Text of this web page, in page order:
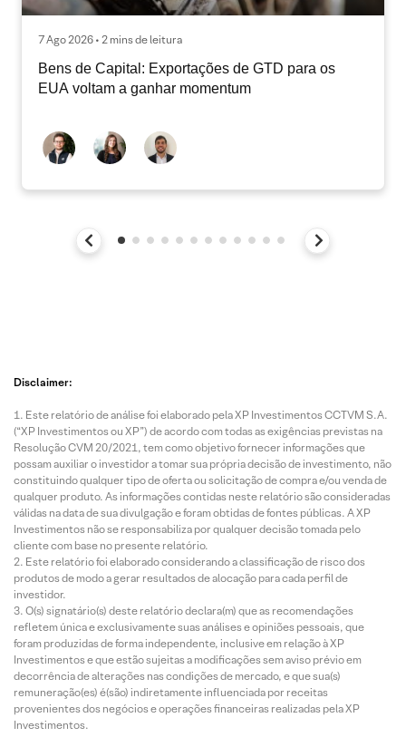
7 Ago 2026 • 2 mins de leitura
Bens de Capital: Exportações de GTD para os
EUA voltam a ganhar momentum
Disclaimer:
Este relatório de análise foi elaborado pela XP Investimentos CCTVM S.A.
(“XP Investimentos ou XP”) de acordo com todas as exigências previstas na
Resolução CVM 20/2021, tem como objetivo fornecer informações que
possam auxiliar o investidor a tomar sua própria decisão de investimento, não
constituindo qualquer tipo de oferta ou solicitação de compra e/ou venda de
qualquer produto. As informações contidas neste relatório são consideradas
válidas na data de sua divulgação e foram obtidas de fontes públicas. A XP
Investimentos não se responsabiliza por qualquer decisão tomada pelo
cliente com base no presente relatório.
Este relatório foi elaborado considerando a classificação de risco dos
produtos de modo a gerar resultados de alocação para cada perfil de
investidor.
O(s) signatário(s) deste relatório declara(m) que as recomendações
refletem única e exclusivamente suas análises e opiniões pessoais, que
foram produzidas de forma independente, inclusive em relação à XP
Investimentos e que estão sujeitas a modificações sem aviso prévio em
decorrência de alterações nas condições de mercado, e que sua(s)
remuneração(es) é(são) indiretamente influenciada por receitas
provenientes dos negócios e operações financeiras realizadas pela XP
Investimentos.